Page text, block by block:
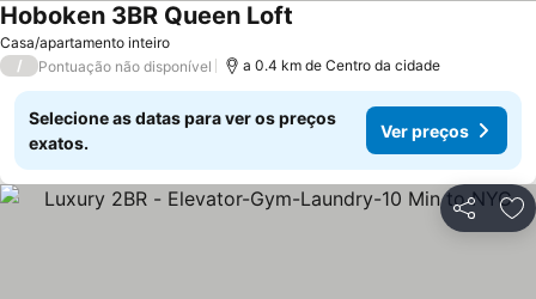
Casa/apartamento inteiro
Hoboken 3BR Queen Loft
/ Pontuação não disponível a 0.4 km de Centro da cidade
Selecione as datas para ver os preços
exatos.
Ver preços
Partilhar